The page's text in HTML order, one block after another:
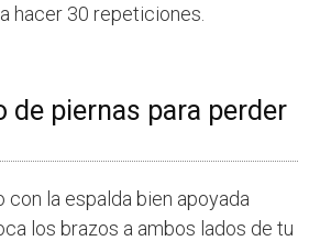
hacer 30 repeticiones.
de piernas para perder
con la espalda bien apoyada
los brazos a ambos lados de tu